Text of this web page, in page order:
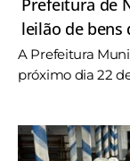
Prefeitura de
leilão de bens
A Prefeitura
próximo dia 22